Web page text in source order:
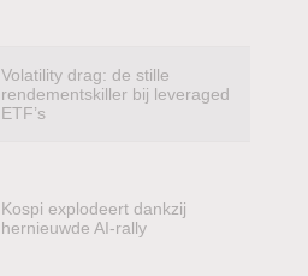
Volatility drag: de stille
rendementskiller bij leveraged
ETF’s
Kospi explodeert dankzij
hernieuwde AI-rally